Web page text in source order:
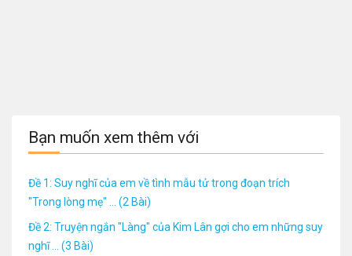
Bạn muốn xem thêm với
Đề 1: Suy nghĩ của em về tình mẫu tử trong đoạn trích
"Trong lòng mẹ" ... (2 Bài)
Đề 2: Truyện ngắn "Làng" của Kim Lân gợi cho em những suy
nghĩ ... (3 Bài)